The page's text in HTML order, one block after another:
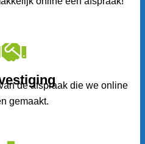
de afspraak die we online
gemaakt.